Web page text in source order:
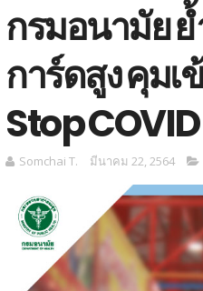
กรมอนามัย
การ์ดสูง คุม
Stop
Somchai T. มีนาคม 22, 2564